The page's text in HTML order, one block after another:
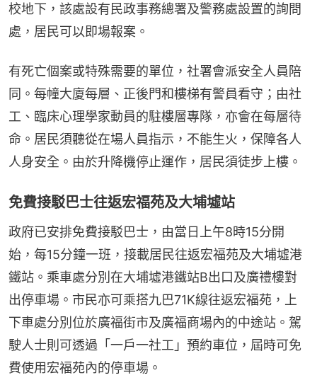
校地下，該處設有民政事務總署及警務處設置的詢問
處，居民可以即場報案。
有死亡個案或特殊需要的單位，社署會派安全人員陪
同。每幢大廈每層、正後門和樓梯有警員看守；由社
工、臨床心理學家動員的駐樓層專隊，亦會在每層待
命。居民須聽從在場人員指示，不能生火，保障各人
人身安全。由於升降機停止運作，居民須徒步上樓。
免費接駁巴士往返宏福苑及大埔墟站
政府已安排免費接駁巴士，由當日上午8時15分開
始，每15分鐘一班，接載居民往返宏福苑及大埔墟港
鐵站。乘車處分別在大埔墟港鐵站B出口及廣禮樓對
出停車場。市民亦可乘搭九巴71K線往返宏福苑，上
下車處分別位於廣福街市及廣福商場內的中途站。駕
駛人士則可透過「一戶一社工」預約車位，屆時可免
費使用宏福苑內的停車場。